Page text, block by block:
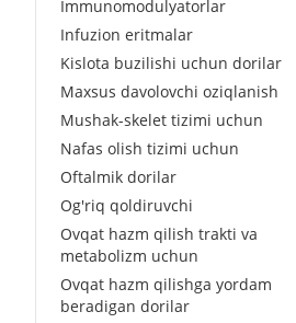
Immunomodulyatorlar
Infuzion eritmalar
Kislota buzilishi uchun dorilar
Maxsus davolovchi oziqlanish
Mushak-skelet tizimi uchun
Nafas olish tizimi uchun
Oftalmik dorilar
Og'riq qoldiruvchi
Ovqat hazm qilish trakti va
metabolizm uchun
Ovqat hazm qilishga yordam
beradigan dorilar